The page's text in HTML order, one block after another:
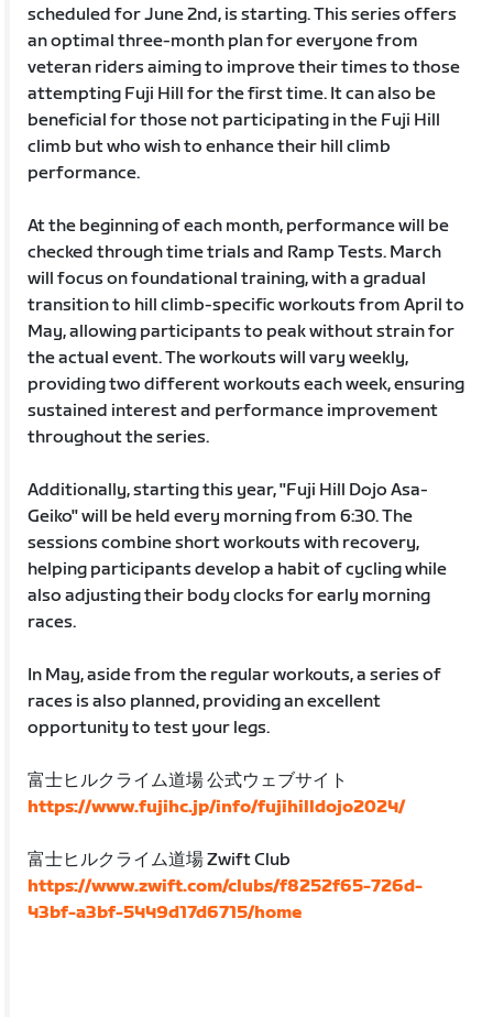
scheduled for June 2nd, is starting. This series offers
an optimal three-month plan for everyone from
veteran riders aiming to improve their times to those
attempting Fuji Hill for the first time. It can also be
beneficial for those not participating in the Fuji Hill
climb but who wish to enhance their hill climb
performance.
At the beginning of each month, performance will be
checked through time trials and Ramp Tests. March
will focus on foundational training, with a gradual
transition to hill climb-specific workouts from April to
May, allowing participants to peak without strain for
the actual event. The workouts will vary weekly,
providing two different workouts each week, ensuring
sustained interest and performance improvement
throughout the series.
Additionally, starting this year, "Fuji Hill Dojo Asa-
Geiko" will be held every morning from 6:30. The
sessions combine short workouts with recovery,
helping participants develop a habit of cycling while
also adjusting their body clocks for early morning
races.
In May, aside from the regular workouts, a series of
races is also planned, providing an excellent
opportunity to test your legs.
富士ヒルクライム道場 公式ウェブサイト
https://www.fujihc.jp/info/fujihilldojo2024/
富士ヒルクライム道場 Zwift Club
https://www.zwift.com/clubs/f8252f65-726d-
43bf-a3bf-5449d17d6715/home